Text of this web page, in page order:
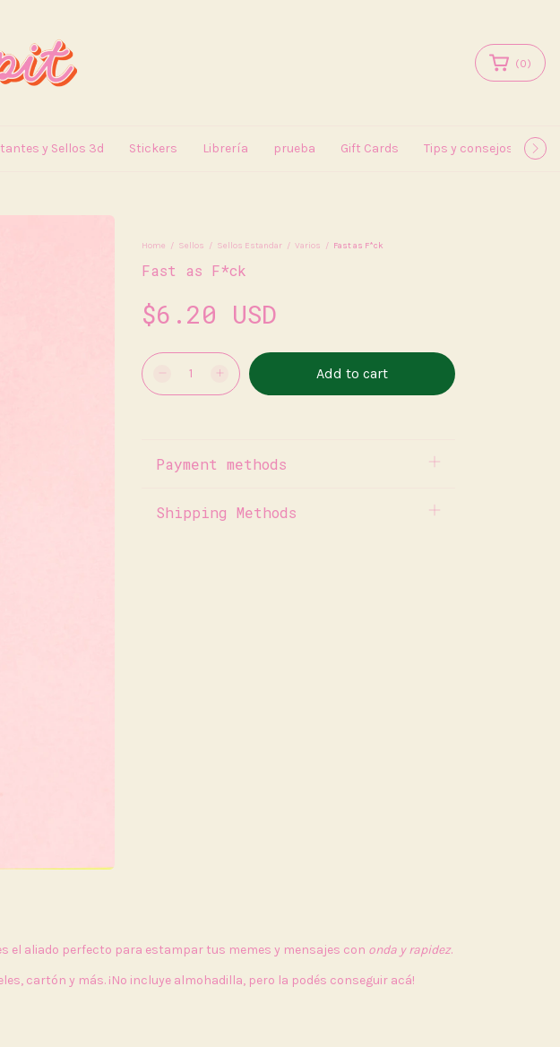
(0)
y Sellos 3d Stickers Librería prueba Gift Cards Tips y consejos
Home / Sellos / Sellos Estandar / Varios / Fast as F*ck
Fast as F*ck
$6.20 USD
Payment methods
Shipping Methods
el aliado perfecto para estampar tus memes y mensajes con onda y rapidez.
cartón y más. ¡No incluye almohadilla, pero la podés conseguir acá!